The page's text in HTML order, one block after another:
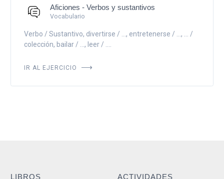
Aficiones - Verbos y sustantivos
Vocabulario
Verbo / Sustantivo, divertirse / ..., entretenerse / ..., ... /
colección, bailar / ..., leer / ....
IR AL EJERCICIO
LIBROS ACTIVIDADES